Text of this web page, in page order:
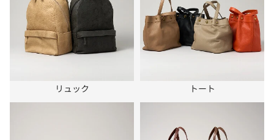
リュック トート